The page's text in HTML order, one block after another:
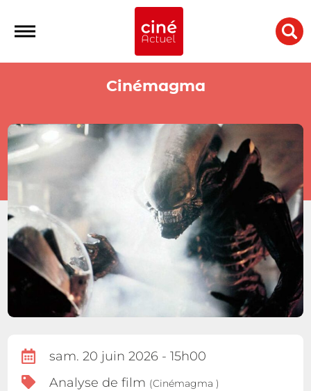
Cinémagma
sam. 20 juin 2026 - 15h00
Analyse de film (Cinémagma )